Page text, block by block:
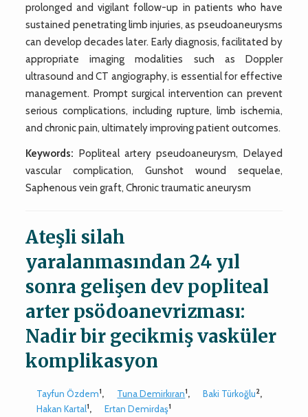
prolonged and vigilant follow-up in patients who have
sustained penetrating limb injuries, as pseudoaneurysms
can develop decades later. Early diagnosis, facilitated by
appropriate imaging modalities such as Doppler
ultrasound and CT angiography, is essential for effective
management. Prompt surgical intervention can prevent
serious complications, including rupture, limb ischemia,
and chronic pain, ultimately improving patient outcomes.
Keywords: Popliteal artery pseudoaneurysm, Delayed
vascular complication, Gunshot wound sequelae,
Saphenous vein graft, Chronic traumatic aneurysm
Ateşli silah
yaralanmasından 24 yıl
sonra gelişen dev popliteal
arter psödoanevrizması:
Nadir bir gecikmiş vasküler
komplikasyon
Tayfun Özdem1, Tuna Demirkıran1, Baki Türkoğlu2,
Hakan Kartal1, Ertan Demirdaş1